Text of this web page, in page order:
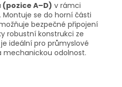
(pozice A–D) v rámci
se do horní části
bezpečné připojení
robustní konstrukci ze
ideální pro průmyslové
mechanickou odolnost.